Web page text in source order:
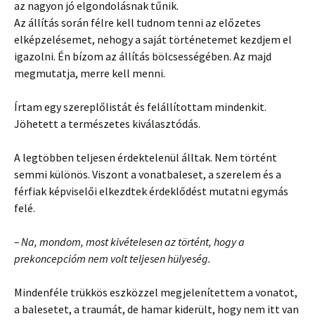
az nagyon jó elgondolásnak tűnik.
Az állítás során félre kell tudnom tenni az előzetes
elképzelésemet, nehogy a saját történetemet kezdjem el
igazolni. Én bízom az állítás bölcsességében. Az majd
megmutatja, merre kell menni.
Írtam egy szereplőlistát és felállítottam mindenkit.
Jöhetett a természetes kiválasztódás.
A legtöbben teljesen érdektelenül álltak. Nem történt
semmi különös. Viszont a vonatbaleset, a szerelem és a
férfiak képviselői elkezdtek érdeklődést mutatni egymás
felé.
– Na, mondom, most kivételesen az történt, hogy a
prekoncepcióm nem volt teljesen hülyeség.
Mindenféle trükkös eszközzel megjelenítettem a vonatot,
a balesetet, a traumát, de hamar kiderült, hogy nem itt van